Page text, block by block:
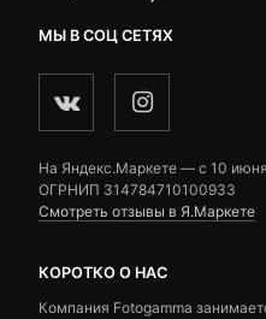
МЫ В СОЦ СЕТЯХ
На Яндекс.Маркете — c 10
ОГРНИП 314784710100933
Смотреть отзывы в Я.Маркете
КОРОТКО О НАС
Компания Fotogamma